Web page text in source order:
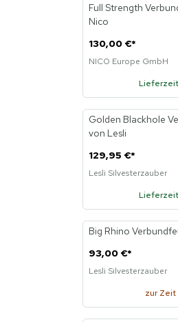
Full Strength
Nico
130,00 €*
NICO Europe GmbH
Golden Blackhole
von Lesli
129,95 €*
Lesli Silvesterzauber
Big Rhino
93,00 €*
Lesli Silvesterzauber
zur